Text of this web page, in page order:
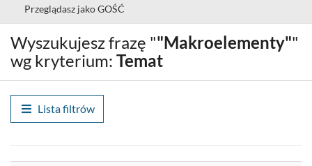
Przeglądasz jako GOŚĆ
Wybór
języka
Polski (PL)
Zaloguj
Wyszukujesz frazę ""Makroelementy""
wg kryterium: Temat
Lista filtrów